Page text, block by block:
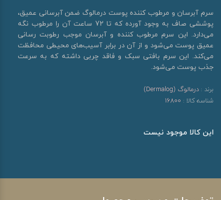
سرم آبرسان و مرطوب کننده پوست درمالوگ ضمن آبرسانی عمیق،
پوششی صاف به وجود آورده که تا 72 ساعت آن را مرطوب نگه
می‌دارد. این سرم مرطوب کننده و آبرسان موجب رطوبت رسانی
عمیق پوست می‌شود و از آن در برابر آسیب‌های محیطی محافظت
می‌کند. این سرم بافتی سبک و فاقد چربی داشته که به سرعت
جذب پوست می‌شود.
برند : درمالوگ (Dermalog)
شناسه کالا : 16800
این کالا موجود نیست